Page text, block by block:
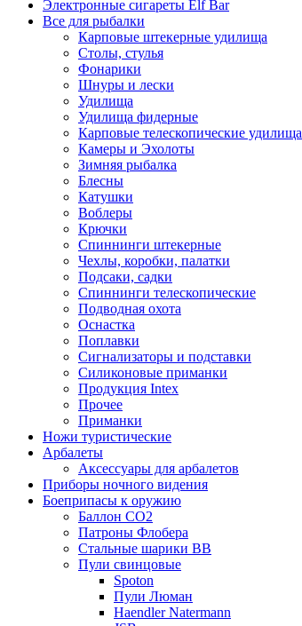
Электронные сигареты Elf Bar
Все для рыбалки
Карповые штекерные удилища
Столы, стулья
Фонарики
Шнуры и лески
Удилища
Удилища фидерные
Карповые телескопические удилища
Камеры и Эхолоты
Зимняя рыбалка
Блесны
Катушки
Воблеры
Крючки
Спиннинги штекерные
Чехлы, коробки, палатки
Подсаки, садки
Спиннинги телескопические
Подводная охота
Оснастка
Поплавки
Сигнализаторы и подставки
Силиконовые приманки
Продукция Intex
Прочее
Приманки
Ножи туристические
Арбалеты
Аксессуары для арбалетов
Приборы ночного видения
Боеприпасы к оружию
Баллон CO2
Патроны Флобера
Стальные шарики ВВ
Пули свинцовые
Spoton
Пули Люман
Haendler Natermann